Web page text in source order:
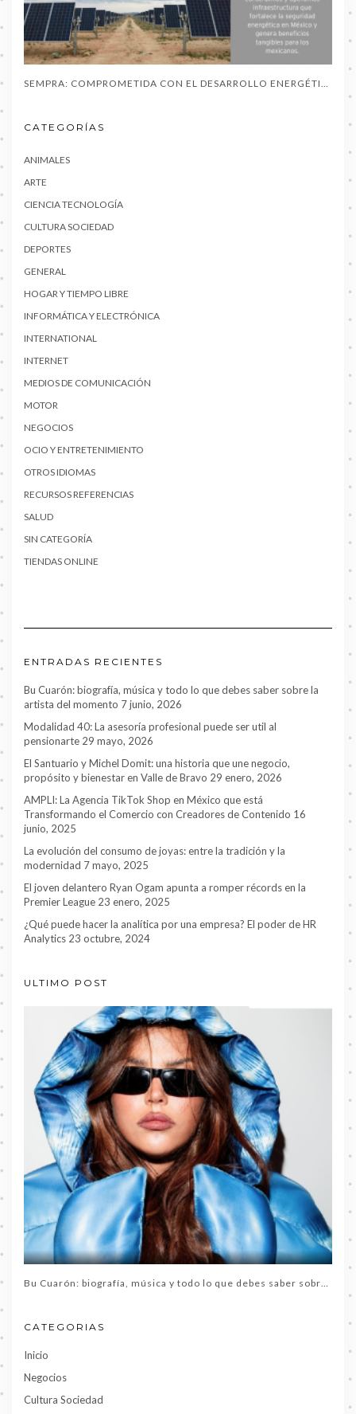
CATEGORÍAS
ANIMALES
ARTE
CIENCIA TECNOLOGÍA
CULTURA SOCIEDAD
DEPORTES
GENERAL
HOGAR Y TIEMPO LIBRE
INFORMÁTICA Y ELECTRÓNICA
INTERNATIONAL
INTERNET
MEDIOS DE COMUNICACIÓN
MOTOR
NEGOCIOS
OCIO Y ENTRETENIMIENTO
OTROS IDIOMAS
RECURSOS REFERENCIAS
SALUD
SIN CATEGORÍA
TIENDAS ONLINE
ENTRADAS RECIENTES
Bu Cuarón: biografía, música y todo lo que debes saber sobre la
artista del momento 7 junio, 2026
Modalidad 40: La asesoría profesional puede ser util al
pensionarte 29 mayo, 2026
El Santuario y Michel Domit: una historia que une negocio,
propósito y bienestar en Valle de Bravo 29 enero, 2026
AMPLI: La Agencia TikTok Shop en México que está
Transformando el Comercio con Creadores de Contenido 16
junio, 2025
La evolución del consumo de joyas: entre la tradición y la
modernidad 7 mayo, 2025
El joven delantero Ryan Ogam apunta a romper récords en la
Premier League 23 enero, 2025
¿Qué puede hacer la analítica por una empresa? El poder de HR
Analytics 23 octubre, 2024
ULTIMO POST
CATEGORIAS
Inicio
Negocios
Cultura Sociedad